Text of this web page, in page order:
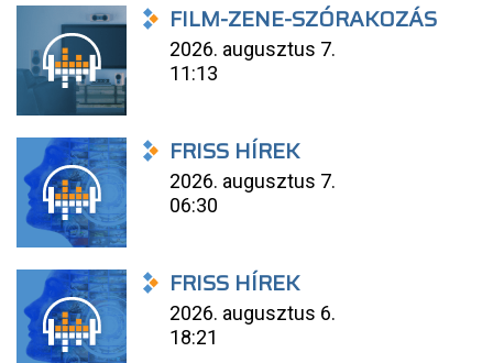
FILM-ZENE-SZÓRAKOZÁS
2026. augusztus 7.
11:13
FRISS HÍREK
2026. augusztus 7.
06:30
FRISS HÍREK
2026. augusztus 6.
18:21